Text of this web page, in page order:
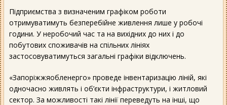
Підприємства з визначеним графіком роботи
отримуватимуть безперебійне живлення лише у робочі
години. У неробочий час та на вихідних до них і до
побутових споживачів на спільних лініях
застосовуватимуться загальні графіки відключень.
«Запоріжжяобленерго» проведе інвентаризацію ліній, які
одночасно живлять і об’єкти інфраструктури, і житловий
сектор. За можливості такі лінії переведуть на інші, що